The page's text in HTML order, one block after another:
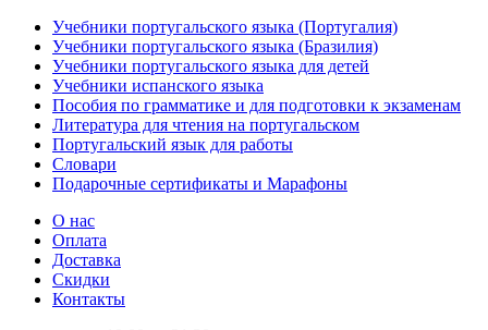
Учебники португальского языка (Португалия)
Учебники португальского языка (Бразилия)
Учебники португальского языка для детей
Учебники испанского языка
Пособия по грамматике и для подготовки к экзаменам
Литература для чтения на португальском
Португальский язык для работы
Словари
Подарочные сертификаты и Марафоны
О нас
Оплата
Доставка
Скидки
Контакты